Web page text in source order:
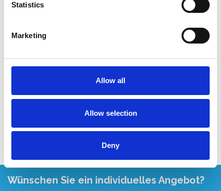
Statistics
Marketing
Allow all
Allow selection
Deny
doppelseitig 75 x 305 x 7,2
m Arbeitshöhe
Exkl. MwSt
Wünschen Sie ein individuelles Angebot?